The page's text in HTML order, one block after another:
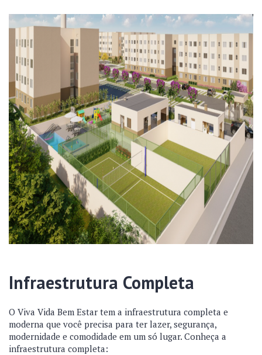
Infraestrutura Completa
O Viva Vida Bem Estar tem a infraestrutura completa e
moderna que você precisa para ter lazer, segurança,
modernidade e comodidade em um só lugar. Conheça a
infraestrutura completa: